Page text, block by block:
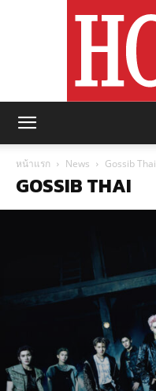
หน้าแรก News Gossib Thai
GOSSIB THAI